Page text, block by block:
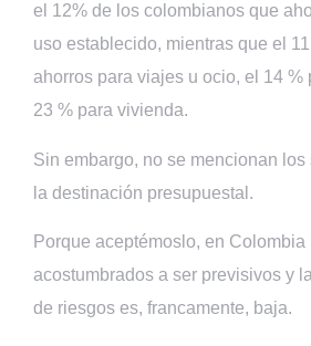
el 12% de los colombianos que
uso establecido, mientras que el
ahorros para viajes u ocio, el 14 %
23 % para vivienda.
Sin embargo, no se mencionan los
la destinación presupuestal.
Porque aceptémoslo, en Colombia
acostumbrados a ser previsivos y
de riesgos es, francamente, baja.